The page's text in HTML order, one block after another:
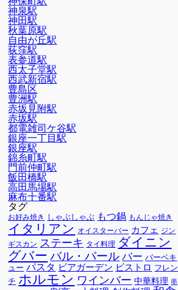
神泉駅
神田駅
秋葉原駅
自由が丘駅
荻窪駅
表参道駅
西太子堂駅
西武新宿駅
豊島区
豊洲駅
赤坂見附駅
赤坂駅
都電雑司ケ谷駅
銀座一丁目駅
銀座駅
錦糸町駅
門前仲町駅
飯田橋駅
高田馬場駅
麻布十番駅
タグ
お好み焼き しゃぶしゃぶ もつ鍋 もんじゃ焼き
イタリアン オイスターバー カフェ ジン
ギスカン ステーキ タイ料理 ダイニン
グバーバル・バールバー バーベキ
ュー パスタ ビアガーデン ビストロ フレン
チ ホルモン ワインバー 中華料理 串